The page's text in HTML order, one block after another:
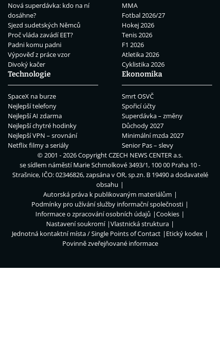
Nová superdávka: kdo na ní
dosáhne?
Sjezd sudetských Němců
Proč vláda zavádí EET?
Padni komu padni
Výpověď z práce vzor
Divoký kačer
MMA
Fotbal 2026/27
Hokej 2026
Tenis 2026
F1 2026
Atletika 2026
Cyklistika 2026
Technologie
SpaceX na burze
Nejlepší telefony
Nejlepší AI zdarma
Nejlepší chytré hodinky
Nejlepší VPN – srovnání
Netflix filmy a seriály
Ekonomika
Smrt OSVČ
Spořicí účty
Superdávka – změny
Důchody 2027
Minimální mzda 2027
Senior Pas – slevy
© 2001 - 2026 CopyrightCZECH NEWS CENTER a.s.
se sídlem náměstí Marie Schmolkové 3493/1, 100 00 Praha 10 -
Strašnice, IČO: 02346826, zapsána v OR, sp.zn. B 19490 a dodavatelé
obsahu
Autorská práva k publikovaným materiálům
Podmínky pro užívání služby informační společnosti
Informace o zpracování osobních údajů
Cookies
Nastavení soukromí
Vlastnická struktura
Jednotná kontaktní místa / Single Points of Contact
Etický kodex
Povinně zveřejňované informace